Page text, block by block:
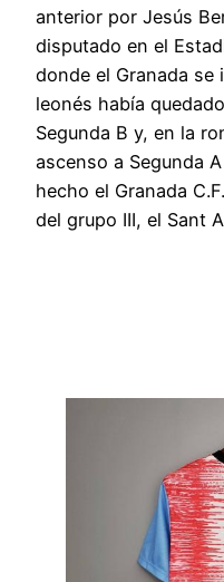
anterior por Jesús
disputado en el
donde el Granada se
leonés había
Segunda B y, en la
ascenso a Segunda
hecho el Granada
del grupo III, el Sant